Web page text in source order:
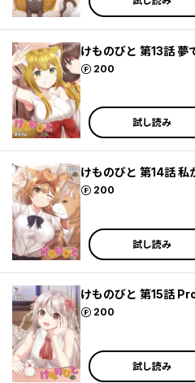
けものびと 第13話 夢
200
ポイント
試し読み
けものびと 第14話 私
200
ポイント
試し読み
けものびと 第15話
200
ポイント
試し読み